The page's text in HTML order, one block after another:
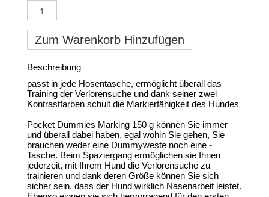
Zum Warenkorb Hinzufügen
Beschreibung
passt in jede Hosentasche, ermöglicht überall das
Training der Verlorensuche und dank seiner zwei
Kontrastfarben schult die Markierfähigkeit des Hundes
Pocket Dummies Marking 150 g können Sie immer
und überall dabei haben, egal wohin Sie gehen, Sie
brauchen weder eine Dummyweste noch eine -
Tasche. Beim Spaziergang ermöglichen sie Ihnen
jederzeit, mit Ihrem Hund die Verlorensuche zu
trainieren und dank deren Größe können Sie sich
sicher sein, dass der Hund wirklich Nasenarbeit leistet.